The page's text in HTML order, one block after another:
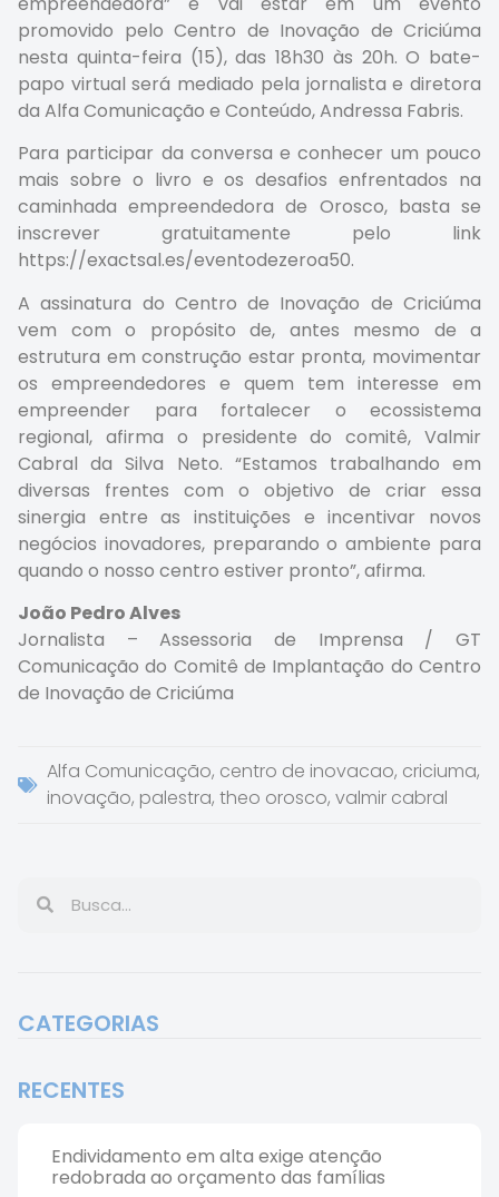
promovido pelo Centro de Inovação de Criciúma
nesta quinta-feira (15), das 18h30 às 20h. O bate-
papo virtual será mediado pela jornalista e diretora
da Alfa Comunicação e Conteúdo, Andressa Fabris.
Para participar da conversa e conhecer um pouco
mais sobre o livro e os desafios enfrentados na
caminhada empreendedora de Orosco, basta se
inscrever gratuitamente pelo link
https://exactsal.es/eventodezeroa50.
A assinatura do Centro de Inovação de Criciúma
vem com o propósito de, antes mesmo de a
estrutura em construção estar pronta, movimentar
os empreendedores e quem tem interesse em
empreender para fortalecer o ecossistema
regional, afirma o presidente do comitê, Valmir
Cabral da Silva Neto. “Estamos trabalhando em
diversas frentes com o objetivo de criar essa
sinergia entre as instituições e incentivar novos
negócios inovadores, preparando o ambiente para
quando o nosso centro estiver pronto”, afirma.
João Pedro Alves
Jornalista – Assessoria de Imprensa / GT
Comunicação do Comitê de Implantação do Centro
de Inovação de Criciúma
Alfa Comunicação, centro de inovacao, criciuma,
inovação, palestra, theo orosco, valmir cabral
CATEGORIAS
RECENTES
Endividamento em alta exige atenção
redobrada ao orçamento das famílias